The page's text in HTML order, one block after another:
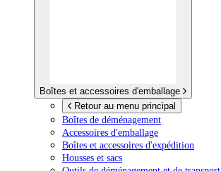
Boîtes et accessoires d'emballage
Retour au menu principal
Boîtes de déménagement
Accessoires d'emballage
Boîtes et accessoires d'expédition
Housses et sacs